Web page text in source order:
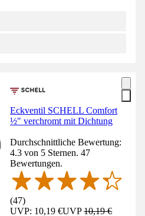
Eckventil SCHELL Comfort
½" verchromt mit Dichtung
Durchschnittliche Bewertung:
4.3 von 5 Sternen. 47
Bewertungen.
(47)
UVP: 10,19 €UVP10,19 €